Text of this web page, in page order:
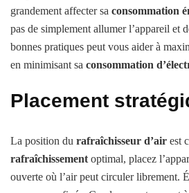
grandement affecter sa consommation
pas de simplement allumer l’appareil et
bonnes pratiques peut vous aider à
en minimisant sa consommation
Placement
La position du rafraîchisseur d’air est
rafraîchissement optimal, placez
ouverte où l’air peut circuler librement.